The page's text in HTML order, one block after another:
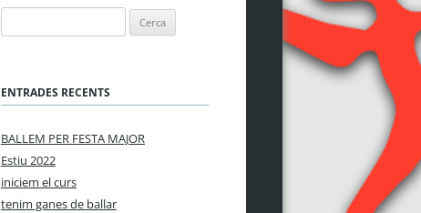
ENTRADES RECENTS
BALLEM PER FESTA MAJOR
Estiu 2022
iniciem el curs
tenim ganes de ballar